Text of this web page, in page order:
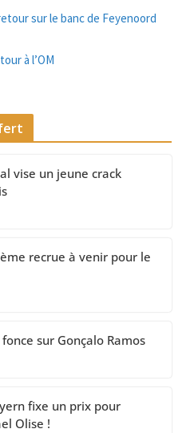
sur le banc de Feyenoord
à l’OM
vise un jeune crack
recrue à venir pour le
sur Gonçalo Ramos
fixe un prix pour
Olise !